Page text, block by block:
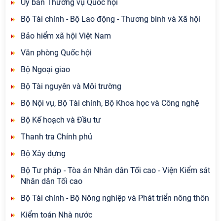
Ủy ban Thường vụ Quốc hội
Bộ Tài chính - Bộ Lao động - Thương binh và Xã hội
Bảo hiểm xã hội Việt Nam
Văn phòng Quốc hội
Bộ Ngoại giao
Bộ Tài nguyên và Môi trường
Bộ Nội vụ, Bộ Tài chính, Bộ Khoa học và Công nghệ
Bộ Kế hoạch và Đầu tư
Thanh tra Chính phủ
Bộ Xây dựng
Bộ Tư pháp - Tòa án Nhân dân Tối cao - Viện Kiểm sát
Nhân dân Tối cao
Bộ Tài chính - Bộ Nông nghiệp và Phát triển nông thôn
Kiểm toán Nhà nước